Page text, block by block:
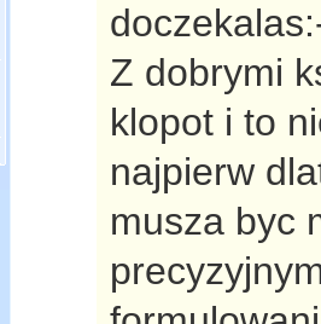
Z dobrymi
klopot i to
najpierw
musza byc